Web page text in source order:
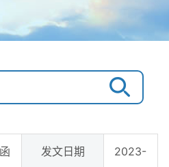
发文日期
2023-